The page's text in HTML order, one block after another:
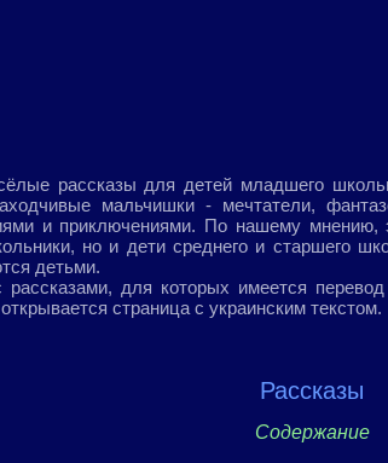
рассказы для детей младшего
мальчишки - мечтатели,
и приключениями. По нашему мнению,
но и дети среднего и старшего
детьми.
рассказами, для которых имеется
страница с украинским текстом.
Рассказы
Содержание